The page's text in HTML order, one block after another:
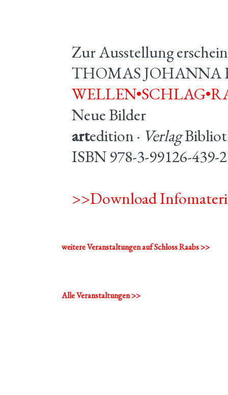
Zur Ausstellung
THOMAS JOHANNA
Neue Bilder
artedition · Verlag
ISBN 978-3-99126-439-2
>>Download
weitere Veranstaltungen auf Schloss Raabs >>
Alle Veranstaltungen >>